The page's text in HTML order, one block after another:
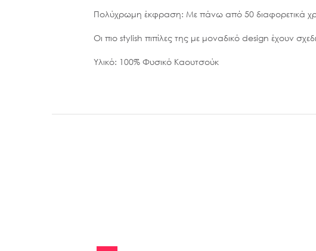
Πολύχρωμη έκφραση: Με πάνω από 50 διαφορετικά
Οι πιο stylish πιπίλες της με μοναδικό design έχουν
Υλικό: 100% Φυσικό Καουτσούκ